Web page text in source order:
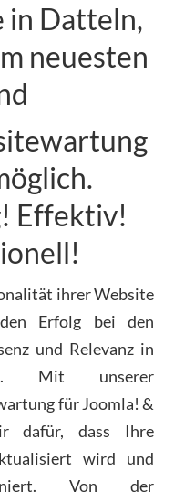
in Datteln,
neuesten
Effektiv!
ihrer Website
Erfolg bei den
und Relevanz in
Mit unserer
für Joomla! &
dafür, dass Ihre
wird und
Von der